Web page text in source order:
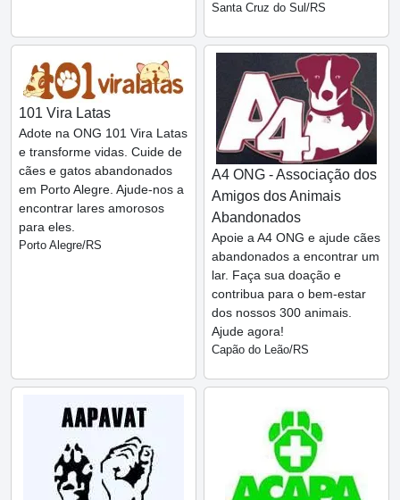
Santa Cruz do Sul/RS
101 Vira Latas
Adote na ONG 101 Vira Latas
e transforme vidas. Cuide de
cães e gatos abandonados
em Porto Alegre. Ajude-nos a
encontrar lares amorosos
para eles.
Porto Alegre/RS
A4 ONG - Associação dos
Amigos dos Animais
Abandonados
Apoie a A4 ONG e ajude cães
abandonados a encontrar um
lar. Faça sua doação e
contribua para o bem-estar
dos nossos 300 animais.
Ajude agora!
Capão do Leão/RS